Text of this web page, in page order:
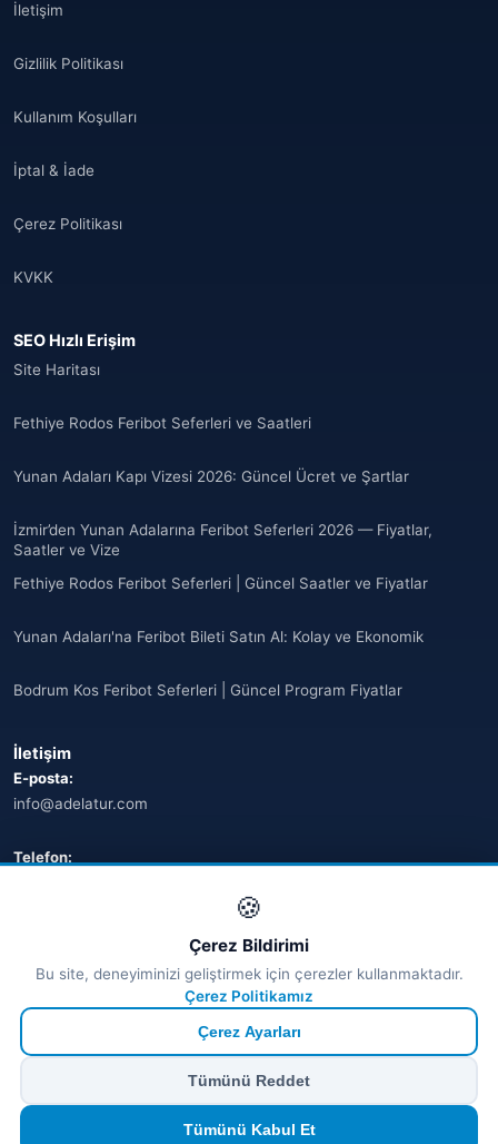
İletişim
Gizlilik Politikası
Kullanım Koşulları
İptal & İade
Çerez Politikası
KVKK
SEO Hızlı Erişim
Site Haritası
Fethiye Rodos Feribot Seferleri ve Saatleri
Yunan Adaları Kapı Vizesi 2026: Güncel Ücret ve Şartlar
İzmir’den Yunan Adalarına Feribot Seferleri 2026 — Fiyatlar,
Saatler ve Vize
Fethiye Rodos Feribot Seferleri | Güncel Saatler ve Fiyatlar
Yunan Adaları'na Feribot Bileti Satın Al: Kolay ve Ekonomik
Bodrum Kos Feribot Seferleri | Güncel Program Fiyatlar
İletişim
E-posta:
info@adelatur.com
Telefon:
💬 WhatsApp
€ EUR $ USD
🍪
Çerez Bildirimi
Bu site, deneyiminizi geliştirmek için çerezler kullanmaktadır.
Çerez Politikamız
Çerez Ayarları
Tümünü Reddet
Tümünü Kabul Et